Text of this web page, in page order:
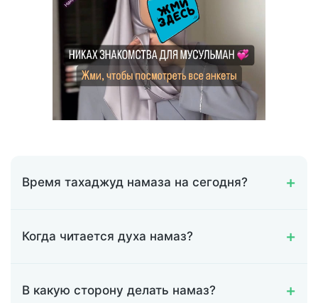
Время тахаджуд намаза на сегодня?
Когда читается духа намаз?
В какую сторону делать намаз?